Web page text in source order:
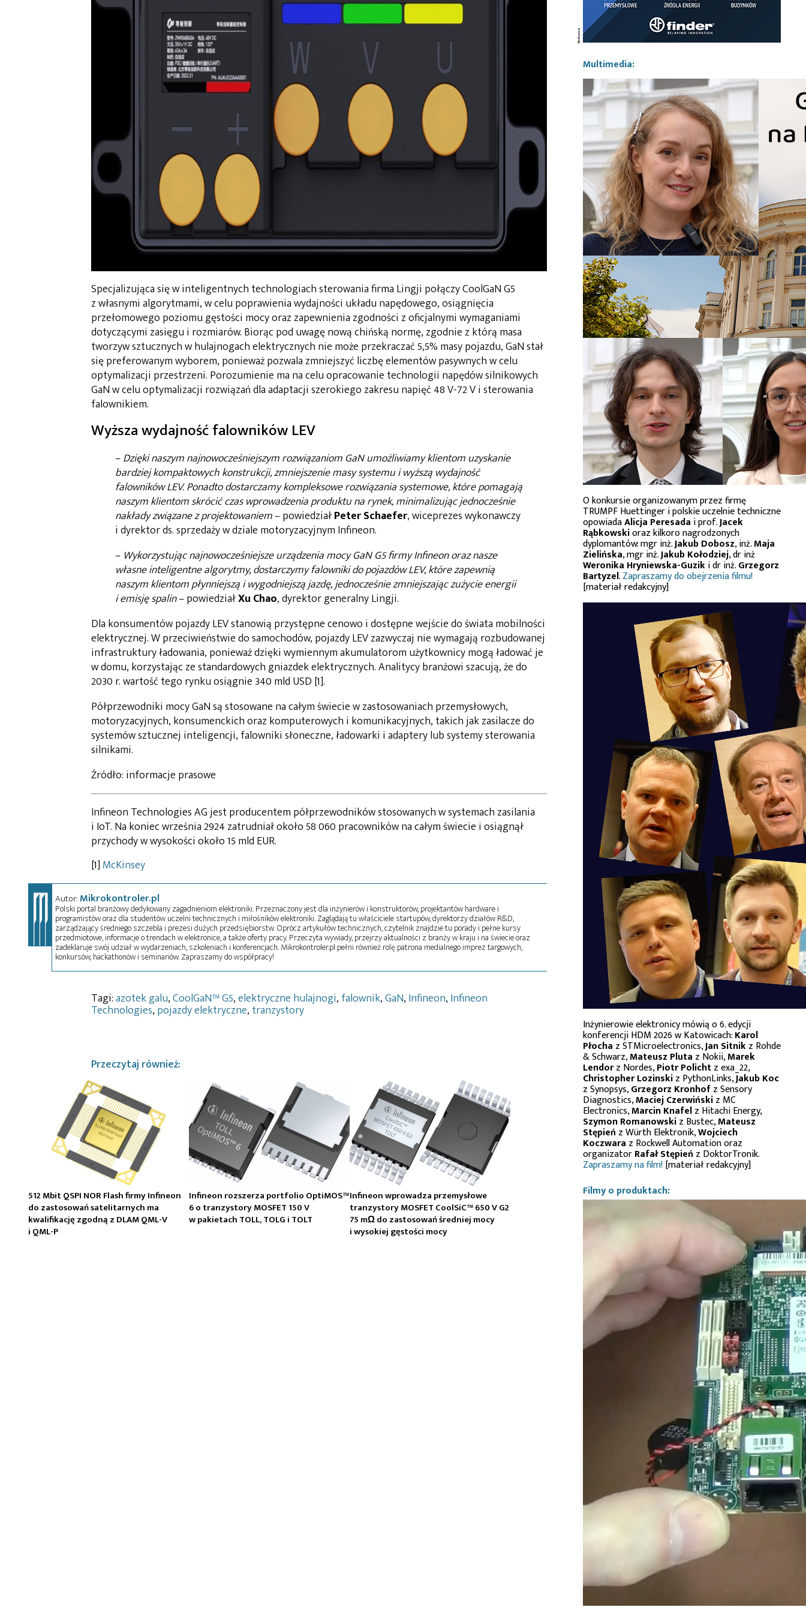
Specjalizująca się w inteligentnych technologiach sterowania firma Lingji połączy CoolGaN G5
z własnymi algorytmami, w celu poprawienia wydajności układu napędowego, osiągnięcia
przełomowego poziomu gęstości mocy oraz zapewnienia zgodności z oficjalnymi wymaganiami
dotyczącymi zasięgu i rozmiarów. Biorąc pod uwagę nową chińską normę, zgodnie z którą masa
tworzyw sztucznych w hulajnogach elektrycznych nie może przekraczać 5,5% masy pojazdu, GaN stał
się preferowanym wyborem, ponieważ pozwala zmniejszyć liczbę elementów pasywnych w celu
optymalizacji przestrzeni. Porozumienie ma na celu opracowanie technologii napędów silnikowych
GaN w celu optymalizacji rozwiązań dla adaptacji szerokiego zakresu napięć 48 V-72 V i sterowania
falownikiem.
Wyższa wydajność falowników LEV
–Dzięki naszym najnowocześniejszym rozwiązaniom GaN umożliwiamy klientom uzyskanie
bardziej kompaktowych konstrukcji, zmniejszenie masy systemu i wyższą wydajność
falowników LEV. Ponadto dostarczamy kompleksowe rozwiązania systemowe, które pomagają
naszym klientom skrócić czas wprowadzenia produktu na rynek, minimalizując jednocześnie
nakłady związane z projektowaniem– powiedziałPeter Schaefer, wiceprezes wykonawczy
i dyrektor ds. sprzedaży w dziale motoryzacyjnym Infineon.
– Wykorzystując najnowocześniejsze urządzenia mocy GaN G5 firmy Infineon oraz nasze
własne inteligentne algorytmy, dostarczymy falowniki do pojazdów LEV, które zapewnią
naszym klientom płynniejszą i wygodniejszą jazdę, jednocześnie zmniejszając zużycie energii
i emisję spalin– powiedziałXu Chao, dyrektor generalny Lingji.
Dla konsumentów pojazdy LEV stanowią przystępne cenowo i dostępne wejście do świata mobilności
elektrycznej. W przeciwieństwie do samochodów, pojazdy LEV zazwyczaj nie wymagają rozbudowanej
infrastruktury ładowania, ponieważ dzięki wymiennym akumulatorom użytkownicy mogą ładować je
w domu, korzystając ze standardowych gniazdek elektrycznych. Analitycy branżowi szacują, że do
2030 r. wartość tego rynku osiągnie 340 mld USD [1].
Półprzewodniki mocy GaN są stosowane na całym świecie w zastosowaniach przemysłowych,
motoryzacyjnych, konsumenckich oraz komputerowych i komunikacyjnych, takich jak zasilacze do
systemów sztucznej inteligencji, falowniki słoneczne, ładowarki i adaptery lub systemy sterowania
silnikami.
Źródło: informacje prasowe
Infineon Technologies AG jest producentem półprzewodników stosowanych w systemach zasilania
i IoT. Na koniec września 2924 zatrudniał około 58 060 pracowników na całym świecie i osiągnął
przychody w wysokości około 15 mld EUR.
[1] McKinsey
Autor:Mikrokontroler.pl
Polski portal branżowy dedykowany zagadnieniom elektroniki. Przeznaczony jest dla inżynierów i konstruktorów, projektantów hardware i
programistów oraz dla studentów uczelni technicznych i miłośników elektroniki. Zaglądają tu właściciele startupów, dyrektorzy działów R&D,
zarządzający średniego szczebla i prezesi dużych przedsiębiorstw. Oprócz artykułów technicznych, czytelnik znajdzie tu porady i pełne kursy
przedmiotowe, informacje o trendach w elektronice, a także oferty pracy. Przeczyta wywiady, przejrzy aktualności z branży w kraju i na świecie oraz
zadeklaruje swój udział w wydarzeniach, szkoleniach i konferencjach. Mikrokontroler.pl pełni również rolę patrona medialnego imprez targowych,
konkursów, hackathonów i seminariów. Zapraszamy do współpracy!
Tagi:azotek galu,CoolGaN™ G5,elektryczne hulajnogi, falownik,GaN, Infineon, Infineon
Technologies, pojazdy elektryczne, tranzystory
Przeczytaj również:
512 Mbit QSPI NOR Flash firmy Infineon
do zastosowań satelitarnych ma
kwalifikację zgodną z DLAM QML-V
i QML-P
Infineon rozszerza portfolio OptiMOS™
6 o tranzystory MOSFET 150 V
w pakietach TOLL, TOLG i TOLT
Infineon wprowadza przemysłowe
tranzystory MOSFET CoolSiC™ 650 V G2
75 mΩ do zastosowań średniej mocy
i wysokiej gęstości mocy
Multimedia:
O konkursie organizowanym przez firmę
TRUMPF Huettinger i polskie uczelnie techniczne
opowiadaAlicja Peresada i prof.Jacek
Rąbkowskioraz kilkoro nagrodzonych
dyplomantów: mgr inż.Jakub Dobosz, inż.Maja
Zielińska, mgr inż.Jakub Kołodziej, dr inż
Weronika Hryniewska-Guziki dr inż.Grzegorz
Bartyzel.Zapraszamy do obejrzenia filmu!
[materiał redakcyjny]
Inżynierowie elektronicy mówią o 6. edycji
konferencji HDM 2026 w Katowicach:Karol
Płocha z STMicroelectronics,Jan Sitnikz Rohde
& Schwarz,Mateusz Pluta z Nokii,Marek
Lendorz Nordes,Piotr Polichtz exa_22,
Christopher Lozinskiz PythonLinks,Jakub Koc
z Synopsys,Grzegorz Kronhofz Sensory
Diagnostics,Maciej Czerwińskiz MC
Electronics,Marcin Knafelz Hitachi Energy,
Szymon Romanowskiz Bustec,Mateusz
Stępień z Würth Elektronik,Wojciech
Koczwara z Rockwell Automation oraz
organizatorRafał Stępień z DoktorTronik.
Zapraszamy na film![materiał redakcyjny]
Filmy o produktach: